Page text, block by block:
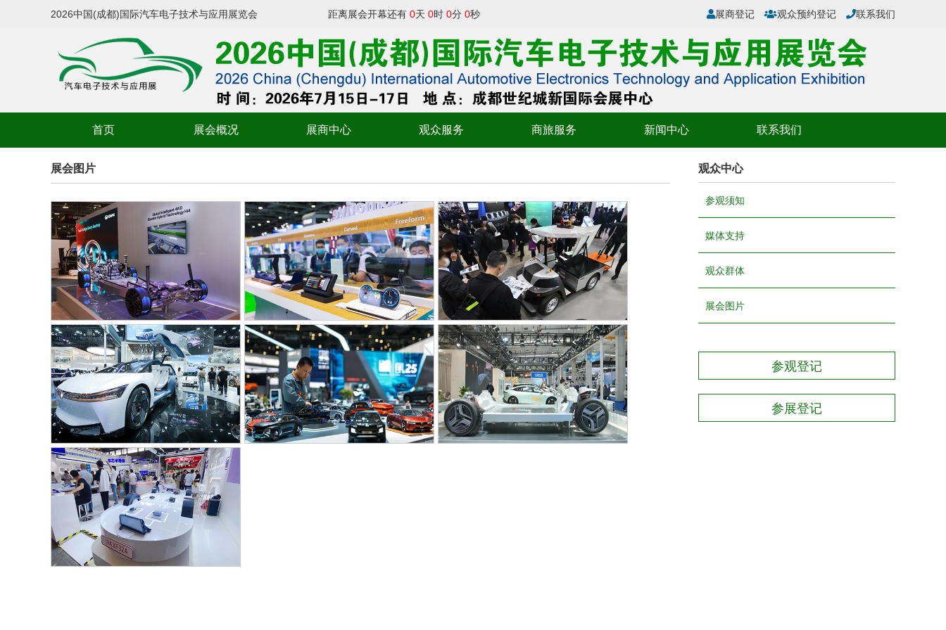
2026中国(成都)国际汽车电子技术与应用展览会 距离展会开幕还有 0天 0时 0分 0秒 展商登记 观众预约登记 联系我们
首页 展会概况 展商中心 观众服务 商旅服务 新闻中心 联系我们
展会图片 观众中心
参观须知
媒体支持
观众群体
展会图片
参观登记
参展登记